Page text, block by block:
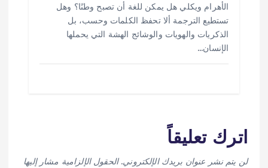
الأهرام ويكلي هل يمكن للغة أن تصبح وطنًا؟ وهل
تستطيع الترجمة ألا تحفظ الكلمات وحسب، بل
الذكريات والهويات والوشائج الهشة التي يحملها
الإنسان…
اترك تعليقاً
لن يتم نشر عنوان بريدك الإلكتروني. الحقول الإلزامية مشار إليها